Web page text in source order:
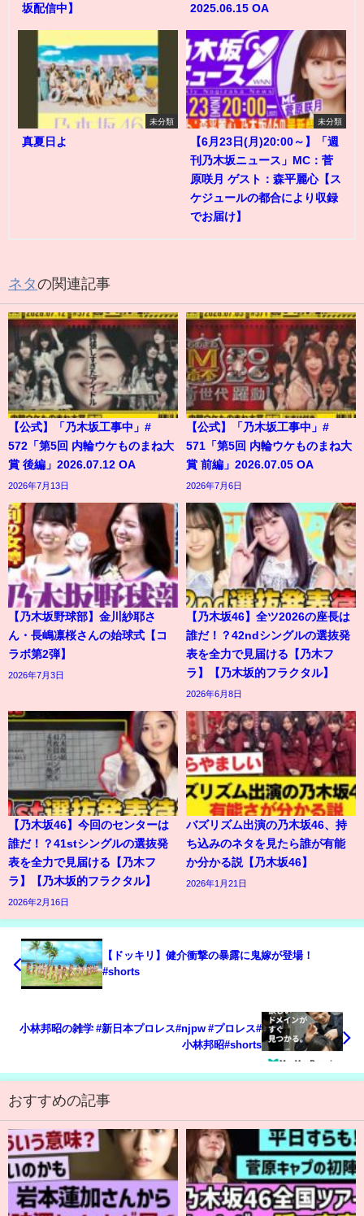
坂配信中】
2025.06.15 OA
未分類
真夏日よ
未分類
【6月23日(月)20:00～】「週
刊乃木坂ニュース」MC：菅
原咲月 ゲスト：森平麗心【ス
ケジュールの都合により収録
でお届け】
ネタの関連記事
【公式】「乃木坂工事中」#
572「第5回 内輪ウケものまね大
賞 後編」2026.07.12 OA
2026年7月13日
【公式】「乃木坂工事中」#
571「第5回 内輪ウケものまね大
賞 前編」2026.07.05 OA
2026年7月6日
【乃木坂野球部】金川紗耶さ
ん・長嶋凛桜さんの始球式【コ
ラボ第2弾】
2026年7月3日
【乃木坂46】全ツ2026の座長は
誰だ！？42ndシングルの選抜発
表を全力で見届ける【乃木フ
ラ】【乃木坂的フラクタル】
2026年6月8日
【乃木坂46】今回のセンターは
誰だ！？41stシングルの選抜発
表を全力で見届ける【乃木フ
ラ】【乃木坂的フラクタル】
2026年2月16日
バズリズム出演の乃木坂46、持
ち込みのネタを見たら誰が有能
か分かる説【乃木坂46】
2026年1月21日
【ドッキリ】健介衝撃の暴露に鬼嫁が登場！
#shorts
小林邦昭の雑学 #新日本プロレス#njpw #プロレス#
小林邦昭#shorts
おすすめの記事